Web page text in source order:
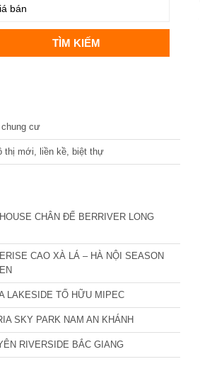
chung cư
thị mới, liền kề, biệt thự
CHÂN ĐẾ BERRIVER LONG
CAO XÀ LÁ – HÀ NỘI SEASON
LAKESIDE TỐ HỮU MIPEC
SKY PARK NAM AN KHÁNH
RIVERSIDE BẮC GIANG